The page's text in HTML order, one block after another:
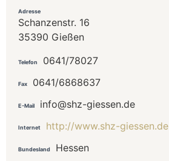
Adresse
Schanzenstr. 16
35390 Gießen
Telefon 0641/78027
Fax 0641/6868637
E-Mail info@shz-giessen.de
Internet http://www.shz-giessen.de
Bundesland Hessen